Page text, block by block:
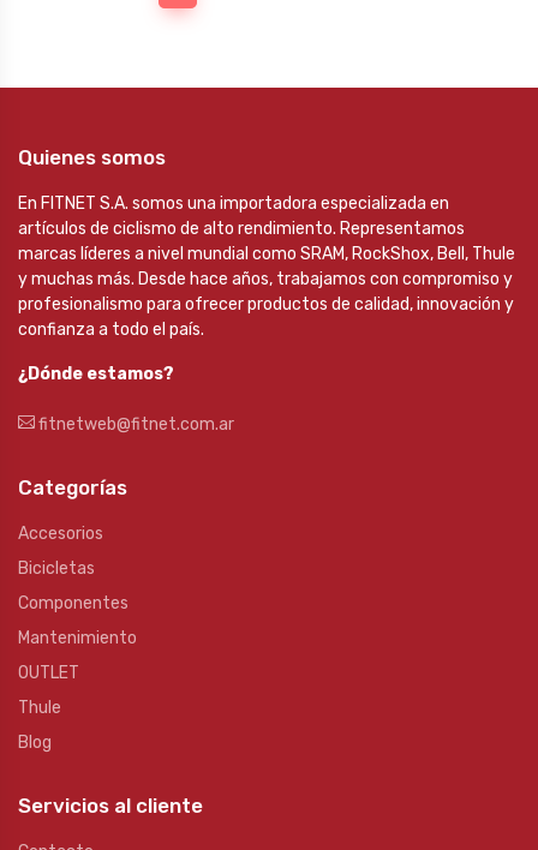
Quienes somos
En FITNET S.A. somos una importadora especializada en
artículos de ciclismo de alto rendimiento. Representamos
marcas líderes a nivel mundial como SRAM, RockShox, Bell, Thule
y muchas más. Desde hace años, trabajamos con compromiso y
profesionalismo para ofrecer productos de calidad, innovación y
confianza a todo el país.
¿Dónde estamos?
fitnetweb@fitnet.com.ar
Categorías
Accesorios
Bicicletas
Componentes
Mantenimiento
OUTLET
Thule
Blog
Servicios al cliente